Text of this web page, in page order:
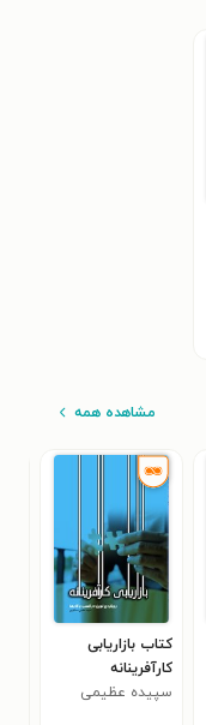
مشاهده همه
کتاب بازاریابی
کارآفرینانه
سپیده عظیمی